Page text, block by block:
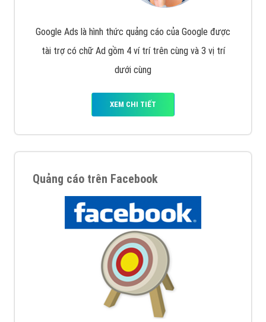
Google Ads là hình thức quảng cáo của Google được
tài trợ có chữ Ad gồm 4 ví trí trên cùng và 3 vị trí
dưới cùng
XEM CHI TIẾT
Quảng cáo trên Facebook